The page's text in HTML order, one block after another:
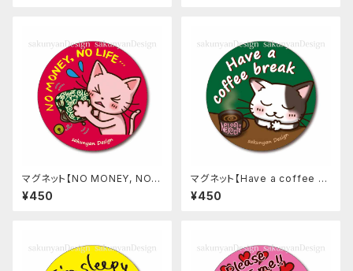
マグネット【NO MONEY, NO L
IFE…】ねこち＆さくにゃん
¥450
マグネット【Have a coffee br
eak】ねこち＆さくにゃん
¥450